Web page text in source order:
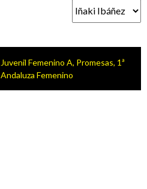
Juvenil Femenino A, Promesas, 1ª
Andaluza Femenino